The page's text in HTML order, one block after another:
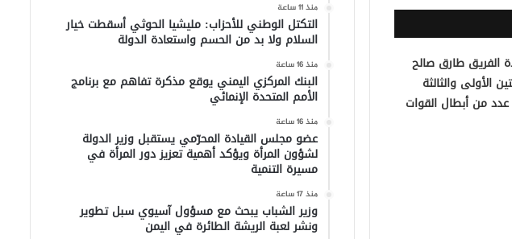
الفريق طارق صالح
الأولى والثالثة
من أبطال القوات
منذ 11 ساعة
التكتل الوطني للأحزاب: مليشيا الحوثي أسقطت خيار
السلام ولا بد من الحسم واستعادة الدولة
منذ 16 ساعة
البنك المركزي اليمني يوقع مذكرة تفاهم مع برنامج
الأمم المتحدة الإنمائي
منذ 16 ساعة
عضو مجلس القيادة المحرّمي يستقبل وزير الدولة
لشؤون المرأة ويؤكد أهمية تعزيز دور المرأة في
مسيرة التنمية
منذ 17 ساعة
وزير الشباب يبحث مع مسؤول آسيوي سبل تطوير
ونشر لعبة الريشة الطائرة في اليمن